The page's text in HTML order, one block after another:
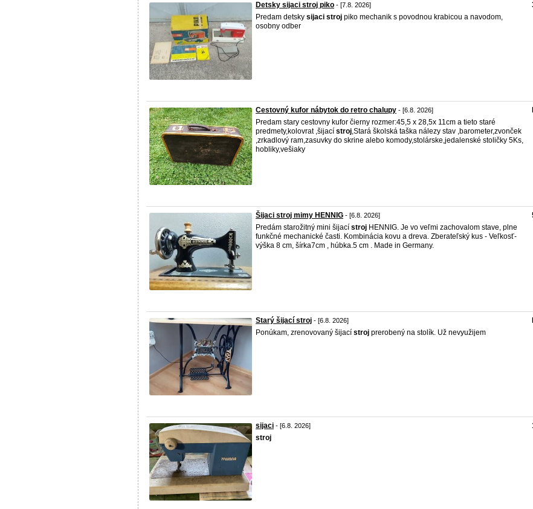
Detsky sijaci stroj piko - [7.8. 2026]
Predam detsky sijaci stroj piko mechanik s povodnou krabicou a navodom,
osobny odber
Cestovný kufor nábytok do retro chalupy - [6.8. 2026]
Predam stary cestovny kufor čierny rozmer:45,5 x 28,5x 11cm a tieto staré
predmety,kolovrat ,šijací stroj,Stará školská taška nálezy stav ,barometer,zvonček
,zrkadlový ram,zasuvky do skrine alebo komody,stolárske,jedalenské stoličky 5Ks,
hobliky,vešiaky
Šijaci stroj mimy HENNIG - [6.8. 2026]
Predám starožitný mini šijací stroj HENNIG. Je vo veľmi zachovalom stave, plne
funkčné mechanické časti. Kombinácia kovu a dreva. Zberateľský kus - Veľkosť-
výška 8 cm, šírka7cm , húbka.5 cm . Made in Germany.
Starý šijací stroj - [6.8. 2026]
Ponúkam, zrenovovaný šijací stroj prerobený na stolík. Už nevyužijem
sijaci - [6.8. 2026]
stroj